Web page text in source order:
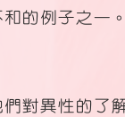
的例子之一
對異性的了